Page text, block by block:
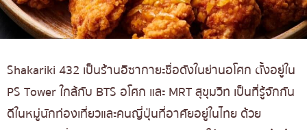
Shakariki 432 เป็นร้านอิซากายะชื่อดังในย่านอโศก ตั้งอยู่ใน
PS Tower ใกล้กับ BTS อโศก และ MRT สุขุมวิท เป็นที่รู้จักกัน
ดีในหมู่นักท่องเที่ยวและคนญี่ปุ่นที่อาศัยอยู่ในไทย ด้วย